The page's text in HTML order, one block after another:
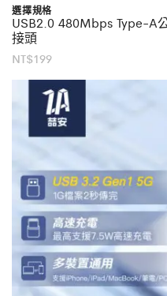
選擇規格
USB2.0 480Mbps Type-A
接頭
NT$199